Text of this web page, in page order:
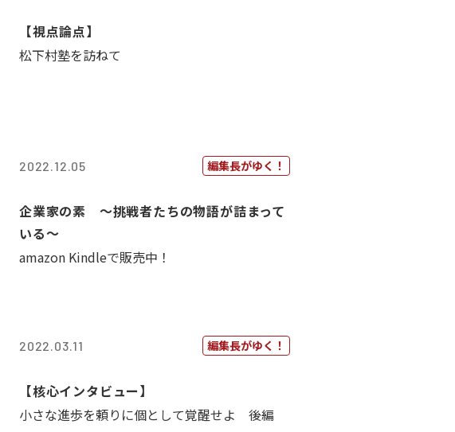
【視点論点】
松下村塾を訪ねて
2022.12.05 編集長がゆく！
企業家の素 〜挑戦者たちの物語が詰まって
いる〜
amazon Kindleで販売中！
2022.03.11 編集長がゆく！
【核心インタビュー】
小さな進歩を頼りに個として覚醒せよ 後編